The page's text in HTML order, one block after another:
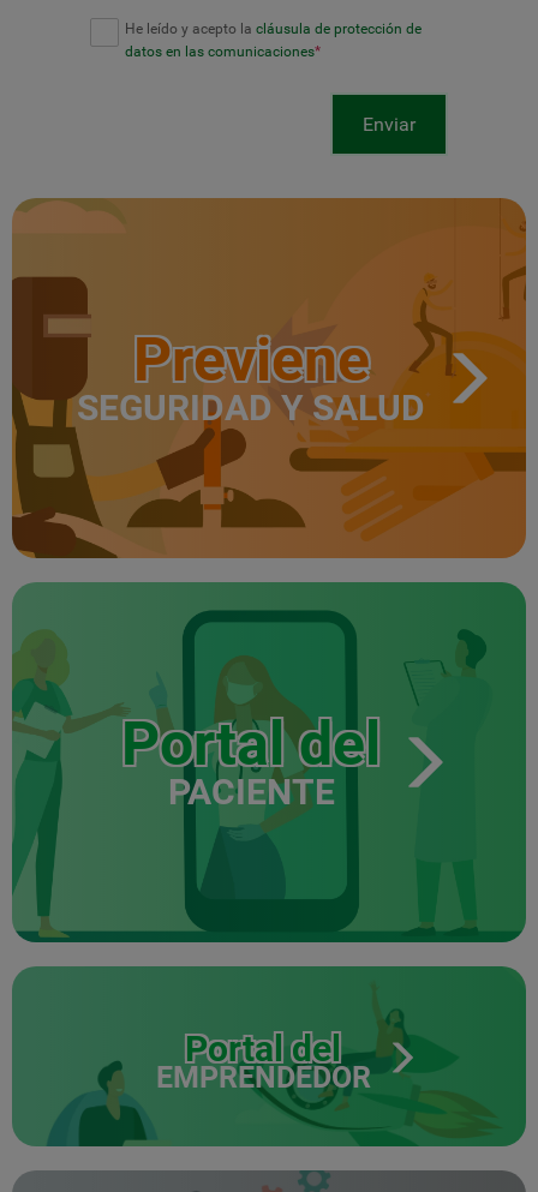
He leído y acepto la cláusula de protección de
datos en las comunicaciones*
Enviar
Previene
SEGURIDAD Y SALUD
Portal del
PACIENTE
Portal del
EMPRENDEDOR